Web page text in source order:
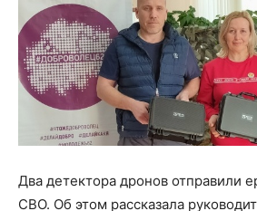
Два детектора дронов отправили
СВО. Об этом рассказала